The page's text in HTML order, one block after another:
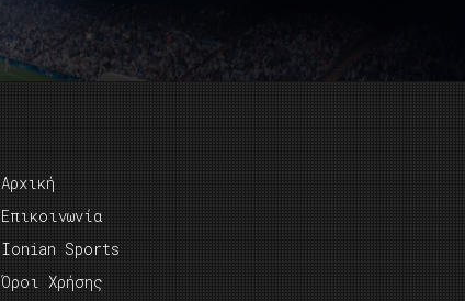
Αρχική
Επικοινωνία
Ionian Sports
Όροι Χρήσης